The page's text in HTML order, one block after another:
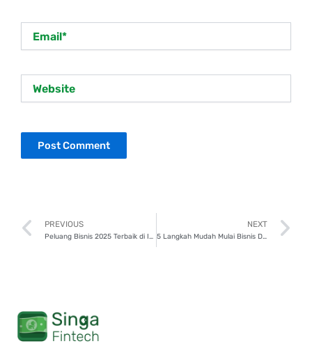
Prev
PREVIOUS
Peluang Bisnis 2025 Terbaik di Indonesia, Yuk Mulai Sekarang!
NEXT
5 Langkah Mudah Mulai Bisnis Dropshipping di 2025, Yuk Coba!